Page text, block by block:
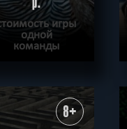
игры
одной
команды
ПРОЙДЕН 8+